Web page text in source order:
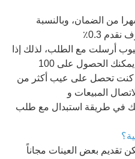
كابلاتنا تباع مع 12-36 شهرا من الضمان، وبالنسبة
0.3٪
للعيوب أرسلت مع الطلب، لذلك إذا
كنت تحصل على عيب أكثر من
في طريقة استبدال مع طلب
تقديم بعض العينات مجاناً